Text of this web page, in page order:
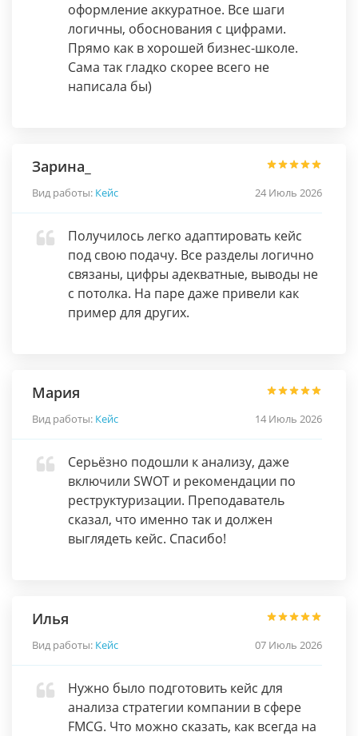
оформление аккуратное. Все шаги
логичны, обоснования с цифрами.
Прямо как в хорошей бизнес-школе.
Сама так гладко скорее всего не
написала бы)
Зарина_
Вид работы: Кейс 24 Июль 2026
Получилось легко адаптировать кейс
под свою подачу. Все разделы логично
связаны, цифры адекватные, выводы не
с потолка. На паре даже привели как
пример для других.
Мария
Вид работы: Кейс 14 Июль 2026
Серьёзно подошли к анализу, даже
включили SWOT и рекомендации по
реструктуризации. Преподаватель
сказал, что именно так и должен
выглядеть кейс. Спасибо!
Илья
Вид работы: Кейс 07 Июль 2026
Нужно было подготовить кейс для
анализа стратегии компании в сфере
FMCG. Что можно сказать, как всегда на